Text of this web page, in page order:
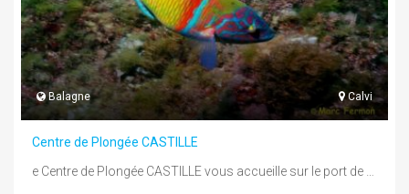
Balagne Calvi
Centre de Plongée CASTILLE